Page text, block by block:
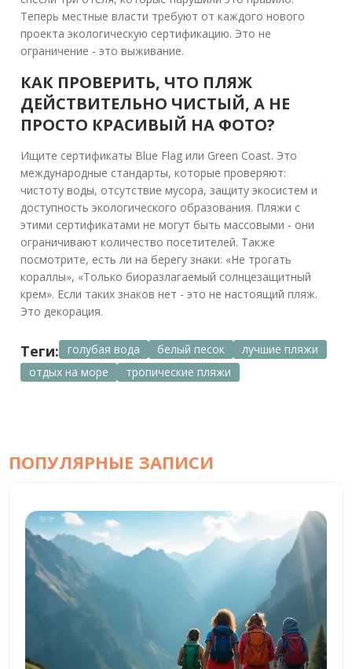
Теперь местные власти требуют от каждого нового
проекта экологическую сертификацию. Это не
ограничение - это выживание.
КАК ПРОВЕРИТЬ, ЧТО ПЛЯЖ
ДЕЙСТВИТЕЛЬНО ЧИСТЫЙ, А НЕ
ПРОСТО КРАСИВЫЙ НА ФОТО?
Ищите сертификаты Blue Flag или Green Coast. Это
международные стандарты, которые проверяют:
чистоту воды, отсутствие мусора, защиту экосистем и
доступность экологического образования. Пляжи с
этими сертификатами не могут быть массовыми - они
ограничивают количество посетителей. Также
посмотрите, есть ли на берегу знаки: «Не трогать
кораллы», «Только биоразлагаемый солнцезащитный
крем». Если таких знаков нет - это не настоящий пляж.
Это декорация.
Теги: голубая вода белый песок
лучшие пляжи
отдых на море
тропические пляжи
ПОПУЛЯРНЫЕ ЗАПИСИ